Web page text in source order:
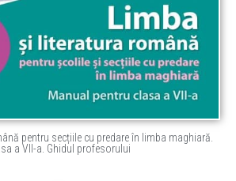
pentru secțiile cu predare în limba maghiară.
a VII-a. Ghidul profesorului